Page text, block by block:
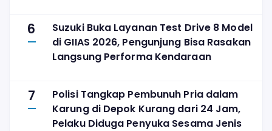
6
Suzuki Buka Layanan Test Drive 8 Model
di GIIAS 2026, Pengunjung Bisa Rasakan
Langsung Performa Kendaraan
7
Polisi Tangkap Pembunuh Pria dalam
Karung di Depok Kurang dari 24 Jam,
Pelaku Diduga Penyuka Sesama Jenis